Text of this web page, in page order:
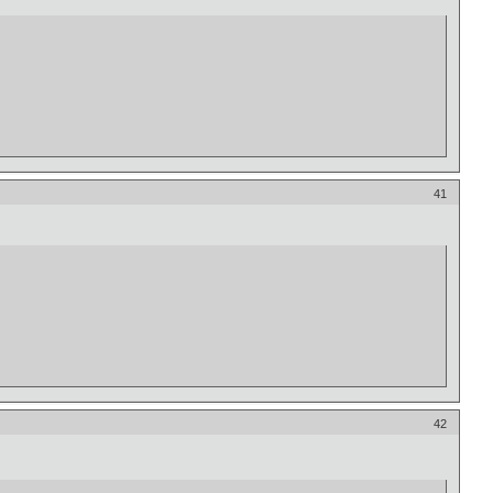
41
42